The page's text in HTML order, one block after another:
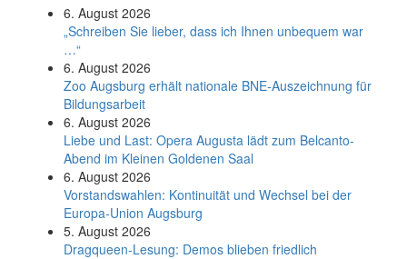
6. August 2026
„Schreiben Sie lieber, dass ich Ihnen unbequem war
…“
6. August 2026
Zoo Augsburg erhält nationale BNE-Auszeichnung für
Bildungsarbeit
6. August 2026
Liebe und Last: Opera Augusta lädt zum Belcanto-
Abend im Kleinen Goldenen Saal
6. August 2026
Vorstandswahlen: Kontinuität und Wechsel bei der
Europa-Union Augsburg
5. August 2026
Dragqueen-Lesung: Demos blieben friedlich